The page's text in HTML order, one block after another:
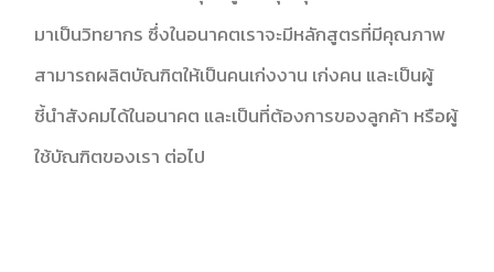
มาเป็นวิทยากร ซึ่งในอนาคตเราจะมีหลักสูตรที่มีคุณภาพ
สามารถผลิตบัณฑิตให้เป็นคนเก่งงาน เก่งคน และเป็นผู้
ชี้นำสังคมได้ในอนาคต และเป็นที่ต้องการของลูกค้า หรือผู้
ใช้บัณฑิตของเรา ต่อไป